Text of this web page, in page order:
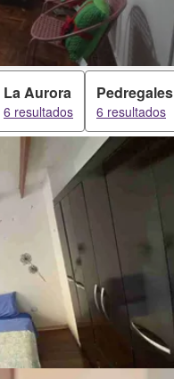
La Aurora
6 resultados
Pedregales
6 resultados